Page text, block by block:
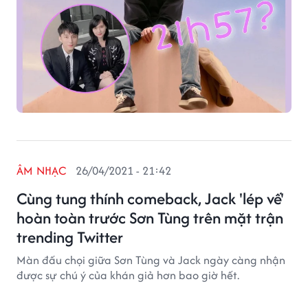
Cùng tung thính comeback, Jack 'lép vế'
hoàn toàn trước Sơn Tùng trên mặt trận
trending Twitter
ÂM NHẠC 26/04/2021 - 21:42
Màn đấu chọi giữa Sơn Tùng và Jack ngày càng nhận
được sự chú ý của khán giả hơn bao giờ hết.